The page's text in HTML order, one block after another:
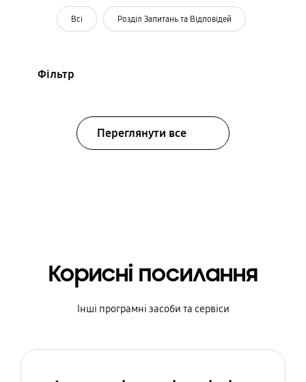
Всі Розділ Запитань та Відповідей
Фільтр
Переглянути все
Корисні посилання
Інші програмні засоби та сервіси